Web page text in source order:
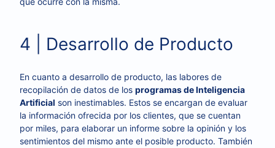
4 | Desarrollo de Producto
En cuanto a desarrollo de producto, las labores de
recopilación de datos de los programas de Inteligencia
Artificial son inestimables. Estos se encargan de evaluar
la información ofrecida por los clientes, que se cuentan
por miles, para elaborar un informe sobre la opinión y los
sentimientos del mismo ante el posible producto. También